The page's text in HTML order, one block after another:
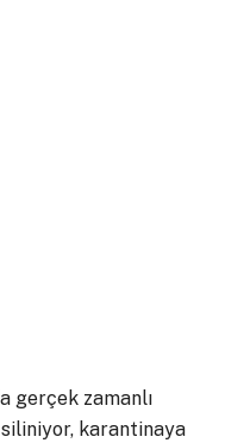
gerçek zamanlı
karantinaya